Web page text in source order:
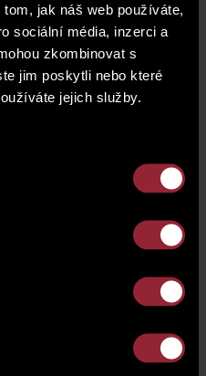
jak náš web používáte,
sociální média, inzerci a
zkombinovat s
jim poskytli nebo které
jejich služby.